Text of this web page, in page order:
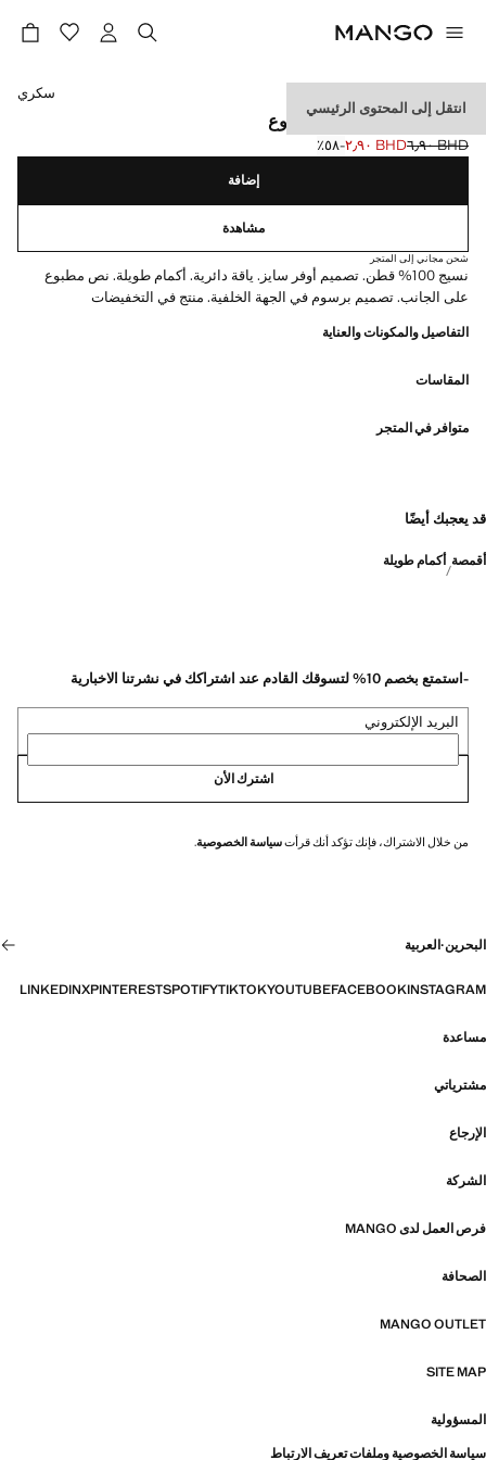
انتقل إلى المحتوى الرئيسي
تيشرت قطني ممزوج مطبوع
السعر الأول محذوف [BHD ٦٫٩٠ ]
BHD ٦٫٩٠
السعر الحالي [BHD ٢٫٩٠ ]
BHD ٢٫٩٠ ؜-٥٨٪؜
حدد اللون
سكري
إضافة
مشاهدة
شحن مجاني إلى المتجر
نسيج 100% قطن. تصميم أوفر سايز. ياقة دائرية. أكمام طويلة. نص مطبوع
على الجانب. تصميم برسوم في الجهة الخلفية. منتج في التخفيضات
التفاصيل والمكونات والعناية
المقاسات
متوافر في المتجر
قد يعجبك أيضًا
أقمصة أكمام طويلة
-استمتع بخصم 10% لتسوقك القادم عند اشتراكك في نشرتنا الاخبارية
البريد الإلكتروني
اشترك الأن
من خلال الاشتراك، فإنك تؤكد أنك قرأتسياسة الخصوصية.
البحرين·العربية
INSTAGRAM
FACEBOOK
YOUTUBE
TIKTOK
SPOTIFY
PINTEREST
X
LINKEDIN
مساعدة
مشترياتي
الإرجاع
الشركة
فرص العمل لدى MANGO
الصحافة
MANGO OUTLET
SITE MAP
المسؤولية
سياسة الخصوصية وملفات تعريف الارتباط